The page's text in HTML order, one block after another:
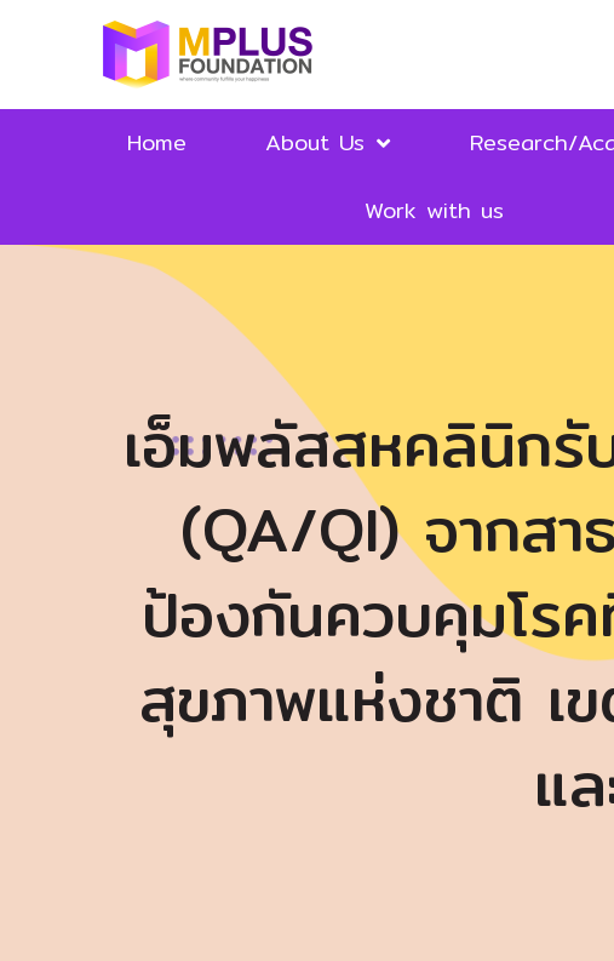
Home About Us Research/
Work with us
เอ็มพลัสสหคลินิกรั
(QA/QI) จากสา
ป้องกันควบคุมโร
สุขภาพแห่งชาติ เ
แ